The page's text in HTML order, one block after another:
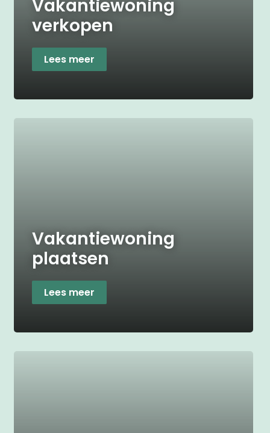
Vakantiewoning
verkopen
Lees meer
Vakantiewoning
plaatsen
Lees meer